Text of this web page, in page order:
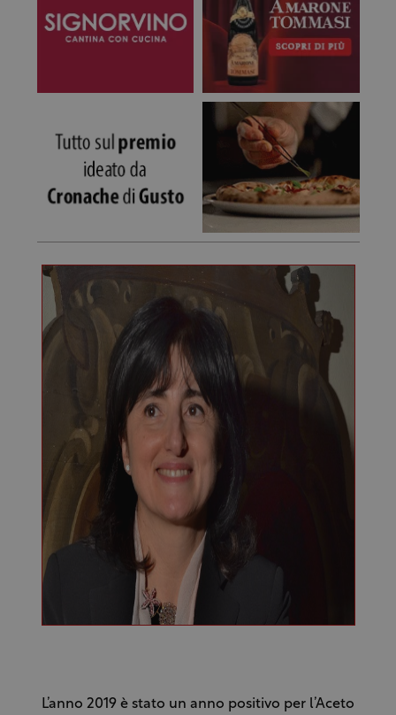
L’anno 2019 è stato un anno positivo per l’Aceto